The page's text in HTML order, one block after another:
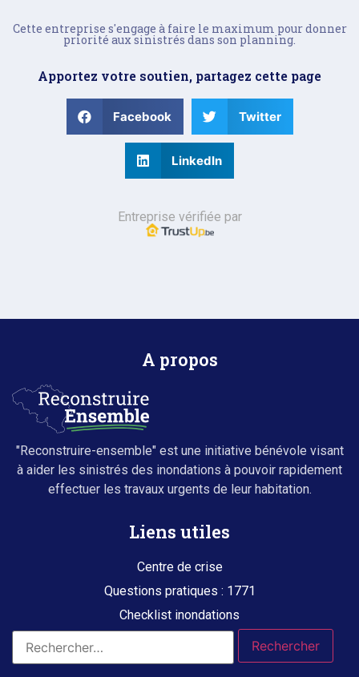
Cette entreprise s'engage à faire le maximum pour donner
priorité aux sinistrés dans son planning.
Apportez votre soutien, partagez cette page
Facebook Twitter
LinkedIn
Entreprise vérifiée par
A propos
"Reconstruire-ensemble" est une initiative bénévole visant
à aider les sinistrés des inondations à pouvoir rapidement
effectuer les travaux urgents de leur habitation.
Liens utiles
Centre de crise
Questions pratiques : 1771
Checklist inondations